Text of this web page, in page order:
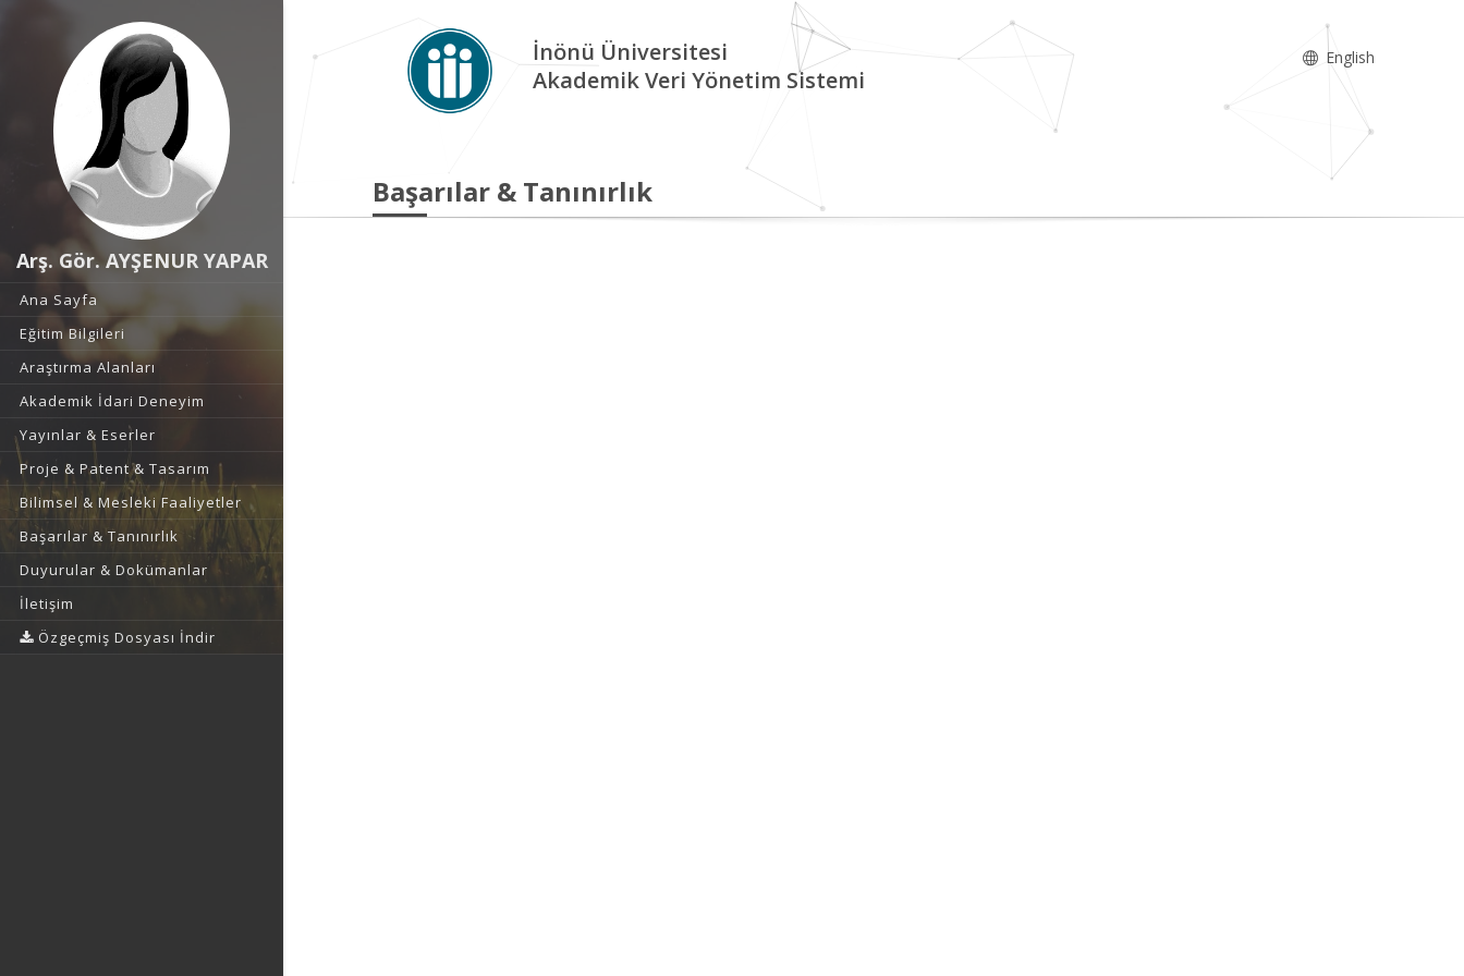
Arş. Gör. AYŞENUR YAPAR
Ana Sayfa
Eğitim Bilgileri
Araştırma Alanları
Akademik İdari Deneyim
Yayınlar & Eserler
Proje & Patent & Tasarım
Bilimsel & Mesleki Faaliyetler
Başarılar & Tanınırlık
Duyurular & Dokümanlar
İletişim
Özgeçmiş Dosyası İndir
İnönü Üniversitesi
Akademik Veri Yönetim Sistemi
English
Başarılar & Tanınırlık